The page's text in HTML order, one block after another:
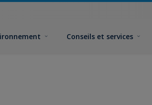
Conseils et services